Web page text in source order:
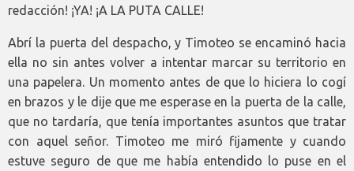
redacción! ¡YA! ¡A LA PUTA CALLE!
Abrí la puerta del despacho, y Timoteo se encaminó hacia
ella no sin antes volver a intentar marcar su territorio en
una papelera. Un momento antes de que lo hiciera lo cogí
en brazos y le dije que me esperase en la puerta de la calle,
que no tardaría, que tenía importantes asuntos que tratar
con aquel señor. Timoteo me miró fijamente y cuando
estuve seguro de que me había entendido lo puse en el